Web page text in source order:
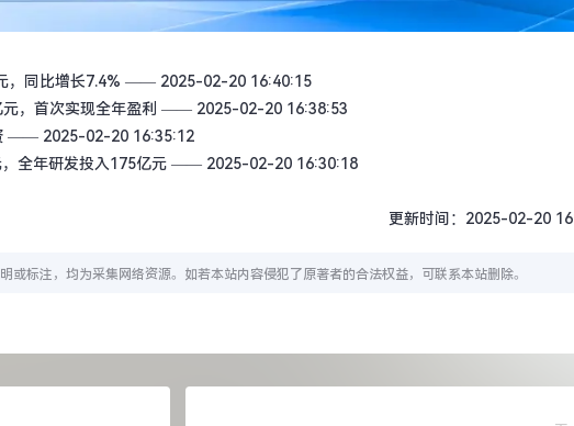
，同比增长7.4% —— 2025-02-20 16:40:15
，首次实现全年盈利 —— 2025-02-20 16:38:53
—— 2025-02-20 16:35:12
全年研发投入175亿元 —— 2025-02-20 16:30:18
更新时间：2025-02-20
或标注，均为采集网络资源。如若本站内容侵犯了原著者的合法权益，可联系本站删除。